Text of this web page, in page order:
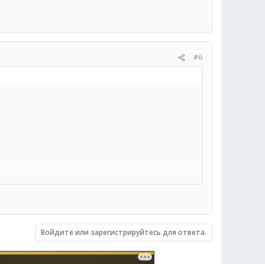
#6
Войдите или зарегистрируйтесь для ответа.